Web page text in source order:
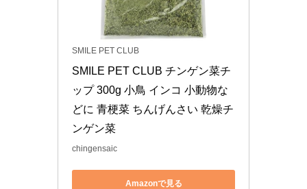
SMILE PET CLUB
SMILE PET CLUB チンゲン菜チ
ップ 300g 小鳥 インコ 小動物な
どに 青梗菜 ちんげんさい 乾燥チ
ンゲン菜
chingensaic
Amazonで見る